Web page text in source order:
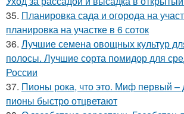
35. Планировка сада и огорода на
планировка на участке в 6 соток
36. Лучшие семена овощных культур
полосы. Лучшие сорта помидор для
России
37. Пионы рока, что это. Миф первый –
пионы быстро отцветают